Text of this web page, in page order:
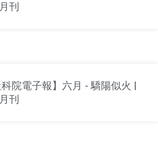
刊
科院電子報】六月 - 驕陽似火 |
刊